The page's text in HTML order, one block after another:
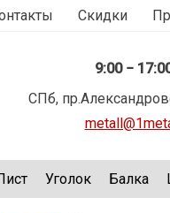
Скидки
9:00 −
СПб,
Уголок Балка